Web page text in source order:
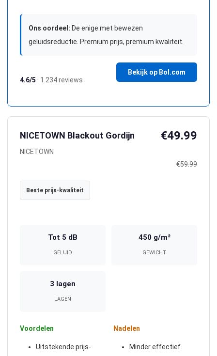
Ons oordeel: De enige met bewezen
geluidsreductie. Premium prijs, premium kwaliteit.
4.6/5 · 1.234 reviews
Bekijk op Bol.com
NICETOWN Blackout Gordijn
NICETOWN
€49.99
€59.99
Beste prijs-kwaliteit
Tot 5 dB
GELUID
450 g/m²
GEWICHT
3 lagen
LAGEN
Voordelen
Uitstekende prijs-
Nadelen
Minder effectief